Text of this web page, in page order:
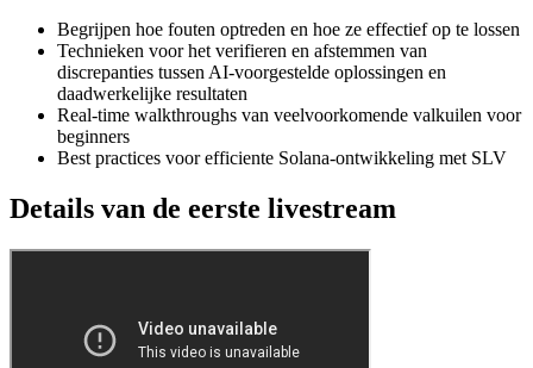
Begrijpen hoe fouten optreden en hoe ze effectief op te lossen
Technieken voor het verifieren en afstemmen van
discrepanties tussen AI-voorgestelde oplossingen en
daadwerkelijke resultaten
Real-time walkthroughs van veelvoorkomende valkuilen voor
beginners
Best practices voor efficiente Solana-ontwikkeling met SLV
Details van de eerste livestream